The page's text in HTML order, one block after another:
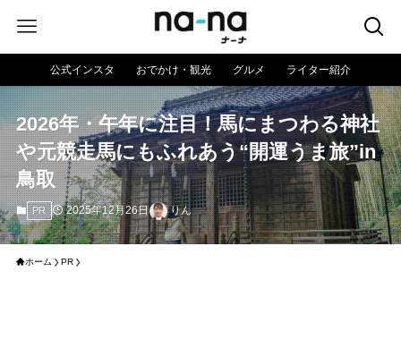
公式インスタ おでかけ・観光 グルメ ライター紹介
2026年・午年に注目！馬にまつわる神社
や元競走馬にもふれあう“開運うま旅”in
鳥取
PR 2025年12月26日 りん
ホーム PR